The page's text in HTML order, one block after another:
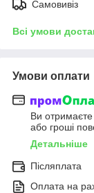
Самовивіз
Всі умови
Умови оплати
Ви
або гроші
Детальніше
Післяплата
Оплата на